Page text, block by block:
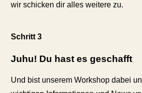
wir schicken dir alles weitere zu.
Schritt 3
Juhu! Du hast es geschafft
Und bist unserem Workshop dabei